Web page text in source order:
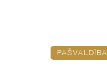
PAŠVALDĪBA